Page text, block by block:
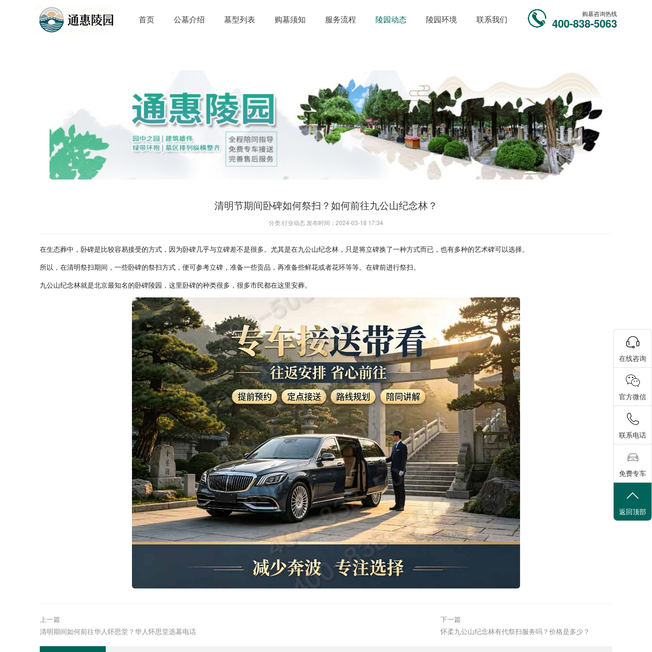
首页 公墓介绍 墓型列表 购墓须知 服务流程 陵园动态 陵园环境 联系我们
购墓咨询热线
400-838-5063
清明节期间卧碑如何祭扫？如何前往九公山纪念林？
分类:行业动态 发布时间：2024-03-18 17:34
在生态葬中，卧碑是比较容易接受的方式，因为卧碑几乎与立碑差不是很多。尤其是在九公山纪念林，只是将立碑换了一种方式而已，也有多种的艺术碑可以选择。
所以，在清明祭扫期间，一些卧碑的祭扫方式，便可参考立碑，准备一些贡品，再准备些鲜花或者花环等等。在碑前进行祭扫。
九公山纪念林就是北京最知名的卧碑陵园，这里卧碑的种类很多，很多市民都在这里安葬。
上一篇
清明期间如何前往华人怀思堂？华人怀思堂选墓电话
下一篇
怀柔九公山纪念林有代祭扫服务吗？价格是多少？
在线咨询
官方微信
联系电话
免费专车
返回顶部